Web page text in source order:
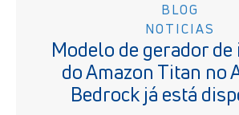
BLOG
NOTICIAS
Modelo de gerador de
do Amazon Titan no
Bedrock já está